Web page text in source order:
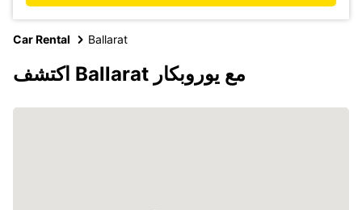
Car Rental Ballarat
اكتشف Ballarat مع يوروبكار